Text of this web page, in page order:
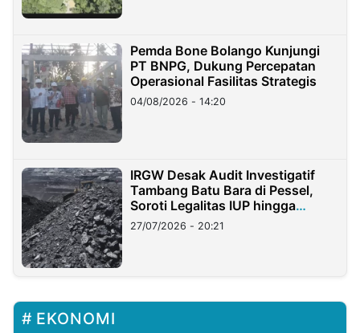
Pemda Bone Bolango Kunjungi
PT BNPG, Dukung Percepatan
Operasional Fasilitas Strategis
04/08/2026 - 14:20
IRGW Desak Audit Investigatif
Tambang Batu Bara di Pessel,
Soroti Legalitas IUP hingga
Stockpile
27/07/2026 - 20:21
EKONOMI